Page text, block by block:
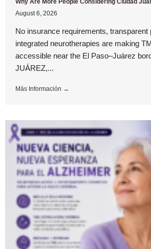
Why Are More People Considering Ciudad
August 6, 2026
No insurance requirements, transparent
integrated neurotherapies are making
accessible near the El Paso–Juárez
JUÁREZ,...
Más Información →